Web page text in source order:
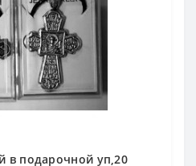
в подарочной уп,20